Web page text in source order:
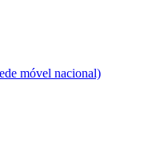
móvel nacional)